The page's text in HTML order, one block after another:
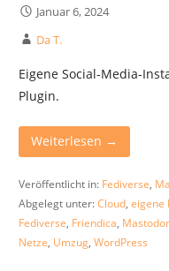
Januar 6, 2024
Da T.
Eigene Social-Media-
Plugin.
Weiterlesen →
Veröffentlicht in: Fediverse,
Abgelegt unter:Cloud, eigene
Fediverse, Friendica,
Netze, Umzug, WordPress